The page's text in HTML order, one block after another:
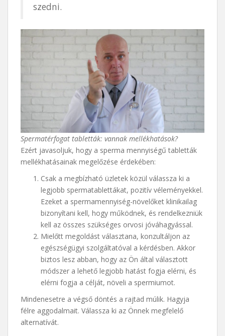
szedni.
Spermatérfogat tabletták: vannak mellékhatások?
Ezért javasoljuk, hogy a sperma mennyiségű tabletták
mellékhatásainak megelőzése érdekében:
Csak a megbízható üzletek közül válassza ki a
legjobb spermatablettákat, pozitív véleményekkel.
Ezeket a spermamennyiség-növelőket klinikailag
bizonyítani kell, hogy működnek, és rendelkezniük
kell az összes szükséges orvosi jóváhagyással.
Mielőtt megoldást választana, konzultáljon az
egészségügyi szolgáltatóval a kérdésben. Akkor
biztos lesz abban, hogy az Ön által választott
módszer a lehető legjobb hatást fogja elérni, és
elérni fogja a célját, növeli a spermiumot.
Mindenesetre a végső döntés a rajtad múlik. Hagyja
félre aggodalmait. Válassza ki az Önnek megfelelő
alternatívát.